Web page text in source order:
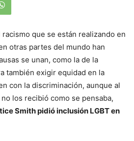
que se están realizando en
otras partes del mundo han
se unan, como la de la
también exigir equidad en la
con la discriminación, aunque al
los recibió como se pensaba,
Smith pidió inclusión LGBT en